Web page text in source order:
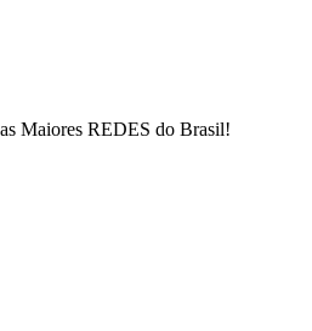
Maiores REDES do Brasil!